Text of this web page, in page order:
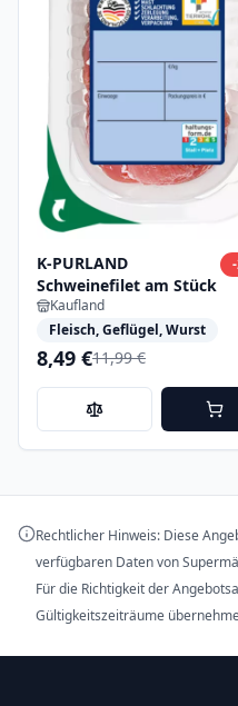
K-PURLAND
Schweinefilet am Stück
-
Kaufland
Fleisch, Geflügel, Wurst
8,49 €11,99 €
Rechtlicher Hinweis: Diese
verfügbaren Daten von
Für die Richtigkeit der
Gültigkeitszeiträume